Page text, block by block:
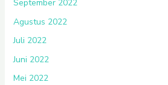
September 2022
Agustus 2022
Juli 2022
Juni 2022
Mei 2022